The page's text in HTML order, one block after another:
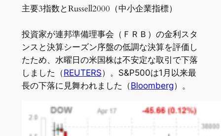
主要3指数とRussell2000（中小企業指標）
投資家が連邦準備理事会（ＦＲＢ）の金利スタ
ンスと決算シーズン序盤の低調な決算を評価し
たため、水曜日の米国株は不安定な取引で下落
しました（REUTERS）。S&P500は1月以来最
長の下落に見舞われました（Bloomberg）。